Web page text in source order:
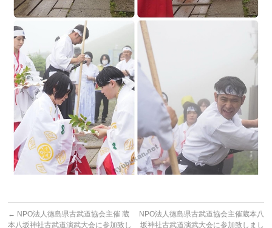
← NPO法人徳島県古武道協会主催 蔵
本八坂神社古武道演武大会に参加致し
NPO法人徳島県古武道協会主催蔵本八
坂神社古武道演武大会に参加致しまし